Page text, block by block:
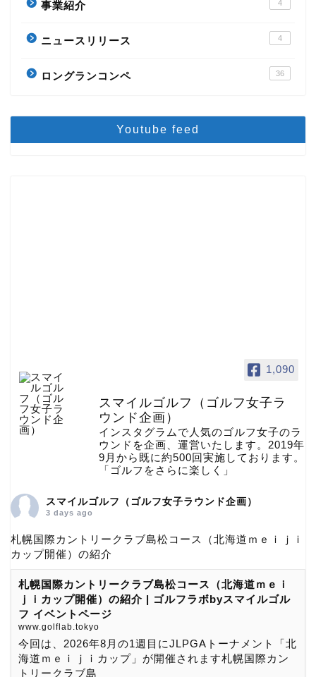
事業紹介 4
ニュースリリース 4
ロングランコンペ 36
Youtube feed
1,090
スマイルゴルフ（ゴルフ女子ラ
ウンド企画）
インスタグラムで人気のゴルフ女子のラ
ウンドを企画、運営いたします。2019年
9月から既に約500回実施しております。
「ゴルフをさらに楽しく」
スマイルゴルフ（ゴルフ女子ラウンド企画）
3 days ago
札幌国際カントリークラブ島松コース（北海道ｍｅｉｊｉ
カップ開催）の紹介
札幌国際カントリークラブ島松コース（北海道ｍｅｉ
ｊｉカップ開催）の紹介 | ゴルフラボbyスマイルゴル
フ イベントページ
www.golflab.tokyo
今回は、2026年8月の1週目にJLPGAトーナメント「北
海道ｍｅｉｊｉカップ」が開催されます札幌国際カン
トリークラブ島